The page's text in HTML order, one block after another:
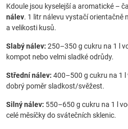
Kdoule jsou kyselejší a aromatické –
nálev. 1 litr nálevu vystačí orientačně
a velikosti kusů.
Slabý nálev: 250–350 g cukru na 1 l
kompot nebo velmi sladké odrůdy.
Střední nálev: 400–500 g cukru na 1
dobrý poměr sladkost/svěžest.
Silný nálev: 550–650 g cukru na 1 l
celé měsíčky do svátečních sklenic.